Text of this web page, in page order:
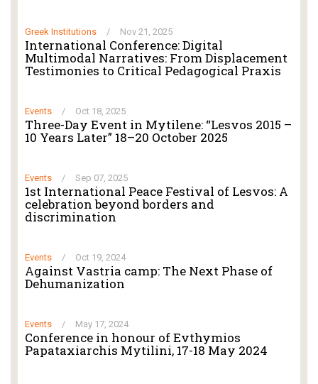
Greek Institutions / Nov 21, 2025
International Conference: Digital
Multimodal Narratives: From Displacement
Testimonies to Critical Pedagogical Praxis
Events / Oct 18, 2025
Three-Day Event in Mytilene: “Lesvos 2015 –
10 Years Later” 18–20 October 2025
Events / Sep 07, 2025
1st International Peace Festival of Lesvos: A
celebration beyond borders and
discrimination
Events / Oct 19, 2024
Against Vastria camp: The Next Phase of
Dehumanization
Events / May 17, 2024
Conference in honour of Evthymios
Papataxiarchis Mytilini, 17-18 May 2024